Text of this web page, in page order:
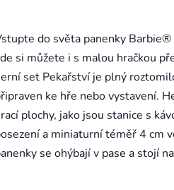
do světa panenky
si můžete i s malou hračkou
set Pekařství je plný
ke hře nebo vystavení.
plochy, jako jsou stanice s
a miniaturní téměř 4 cm
se ohýbají v pase a stojí